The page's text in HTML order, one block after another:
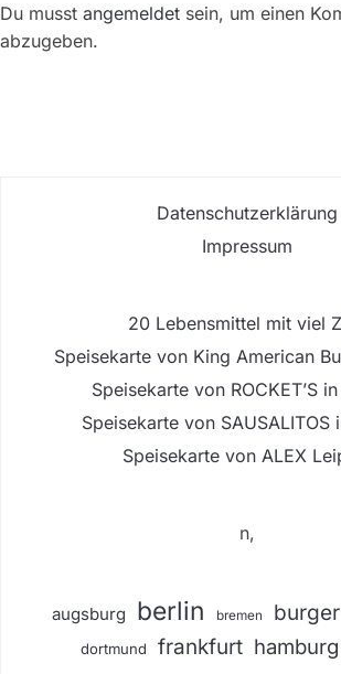
Du musst angemeldet sein, um einen
abzugeben.
Datenschutzerklärung
Impressum
20 Lebensmittel mit viel
Speisekarte von King American
Speisekarte von ROCKET’S
Speisekarte von SAUSALITOS
Speisekarte von ALEX
n,
augsburg berlin bremen burger
dortmund frankfurt hamburg